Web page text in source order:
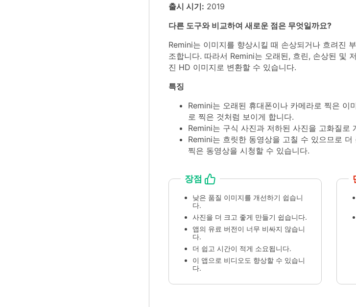
출시 시기: 2019
다른 도구와 비교하여 새로운 점은 무엇일까요?
Remini는 이미지를 향상시킬 때 손상되거나 흐려진
조합니다. 따라서 Remini는 오래된, 흐린, 손상된 및
진 HD 이미지로 변환할 수 있습니다.
특징
Remini는 오래된 휴대폰이나 카메라로 찍은 이
로 찍은 것처럼 보이게 합니다.
Remini는 구식 사진과 저하된 사진을 고화질로
Remini는 흐릿한 동영상을 고칠 수 있으므로
찍은 동영상을 시청할 수 있습니다.
장점
낮은 품질 이미지를 개선하기 쉽습니
다.
사진을 더 크고 좋게 만들기 쉽습니다.
앱의 유료 버전이 너무 비싸지 않습니
다.
더 쉽고 시간이 적게 소요됩니다.
이 앱으로 비디오도 향상할 수 있습니
다.